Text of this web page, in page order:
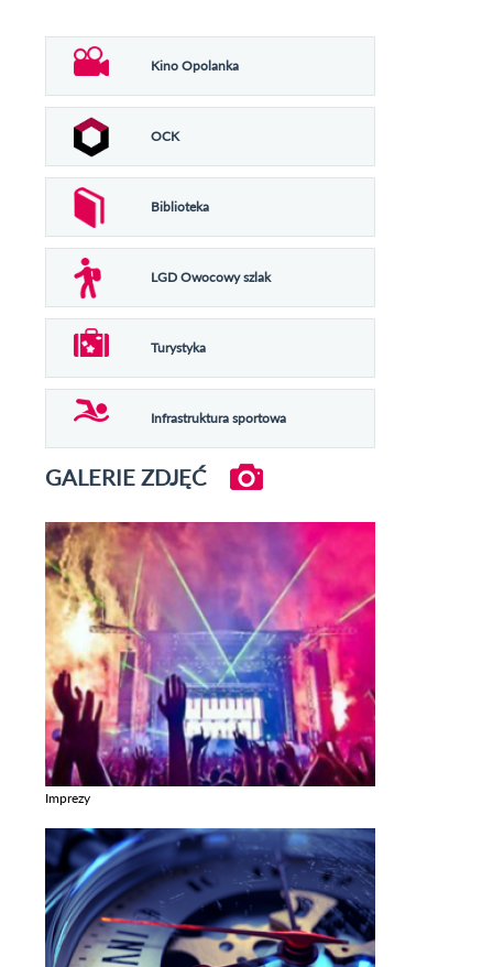
Kino Opolanka
OCK
Biblioteka
LGD Owocowy szlak
Turystyka
Infrastruktura sportowa
GALERIE ZDJĘĆ
Imprezy